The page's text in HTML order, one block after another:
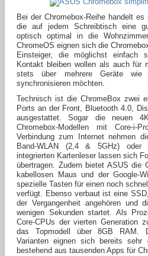
Bei der Chromebox-Reihe handelt
die auf jedem Schreibtisch eine
optisch optimal in die
ChromeOS eignen sich die
Einsteiger, die möglichst einfach
Kontakt bleiben wollen als auch für
stets über mehrere Geräte wie
synchronisieren möchten.
Technisch ist die ChromeBox zwei
Ports an der Front, Bluetooth 4.0,
ausgestattet. Sogar die neuen
Chromebox-Modellen mit Core-i-
Verbindung zum Internet nehmen
Band-WLAN (2,4 & 5GHz) oder
integrierten Kartenleser lassen sich
übertragen. Zudem bietet ASUS die
kabellosen Maus und der Google-
spezielle Tasten für einen noch
verfügt. Ebenso verbaut ist eine
der Vergangenheit angehören und
wenigen Sekunden startet. Als
Core-CPUs der vierten Generation
das Topmodell über 8GB RAM.
Varianten eignen sich bereits
bestehend aus tausenden Apps für